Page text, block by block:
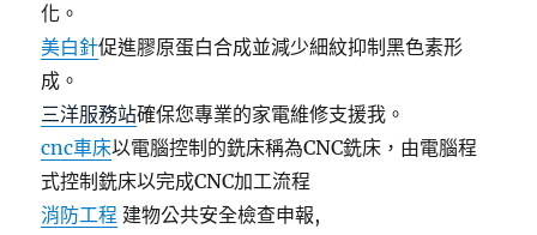
化。
美白針促進膠原蛋白合成並減少細紋抑制黑色素形
成。
三洋服務站確保您專業的家電維修支援我。
cnc車床以電腦控制的銑床稱為CNC銑床，由電腦程
式控制銑床以完成CNC加工流程
消防工程 建物公共安全檢查申報,